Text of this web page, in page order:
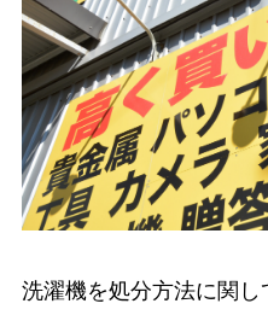
洗濯機を処分方法に関し